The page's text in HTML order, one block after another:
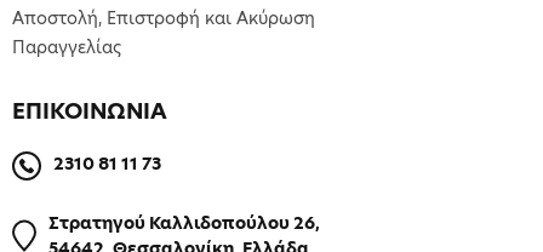
ΕΠΙΚΟΙΝΩΝΙΑ
2310 81 11 73
Στρατηγού Καλλιδοπούλου 26,
Αποστολή, Επιστροφή και Ακύρωση
Παραγγελίας